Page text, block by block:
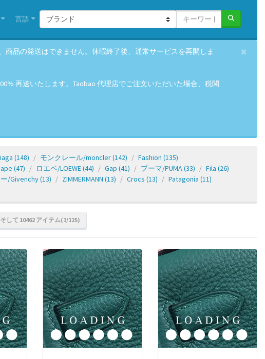
言語
品の発送はできません。休暇終了後、通常サービスを再開しま
再送いたします。Taobao 代理店でご注文いただいた場合、税関
×
(148) モンクレール/moncler(142) Fashion (135)
(47) ロエベ/LOEWE(44) Gap (41) プーマ/PUMA(33) Fila (26)
/Givenchy(13) ZIMMERMANN (13) Crocs (13) Patagonia (11)
して 10462 アイテム(1/125)